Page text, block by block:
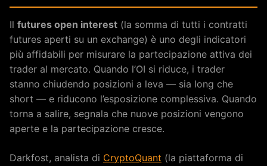
Il futures open interest (la somma di tutti i contratti
futures aperti su un exchange) è uno degli indicatori
più affidabili per misurare la partecipazione attiva dei
trader al mercato. Quando l’OI si riduce, i trader
stanno chiudendo posizioni a leva — sia long che
short — e riducono l’esposizione complessiva. Quando
torna a salire, segnala che nuove posizioni vengono
aperte e la partecipazione cresce.
Darkfost, analista di CryptoQuant (la piattaforma di